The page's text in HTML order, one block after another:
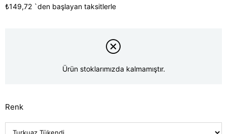
İndirim
₺149,72 `den başlayan taksitlerle
Ürün stoklarımızda kalmamıştır.
Renk